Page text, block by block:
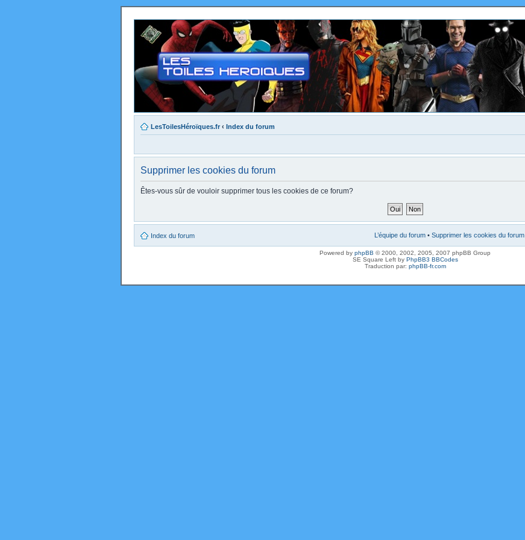
LesToilesHéroïques.fr ‹ Index du forum
Supprimer les cookies du forum
Êtes-vous sûr de vouloir supprimer tous les cookies de ce forum?
Index du forum L’équipe du forum • Supprimer les cookies du forum
Powered by phpBB © 2000, 2002, 2005, 2007 phpBB Group
SE Square Left by PhpBB3 BBCodes
Traduction par: phpBB-fr.com